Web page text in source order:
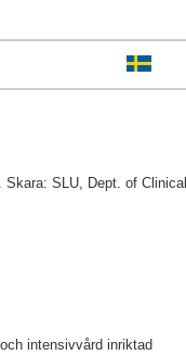
Skara: SLU, Dept. of Clinical
intensivvård inriktad